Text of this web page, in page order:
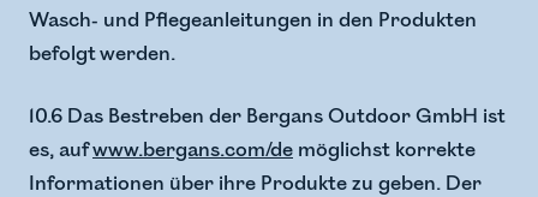
Wasch- und Pflegeanleitungen in den Produkten
befolgt werden.
10.6 Das Bestreben der Bergans Outdoor GmbH ist
es, aufwww.bergans.com/de möglichst korrekte
Informationen über ihre Produkte zu geben. Der